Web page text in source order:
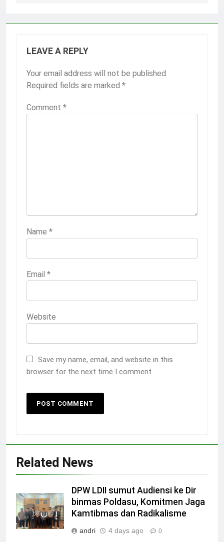
LEAVE A REPLY
Your email address will not be published.
Required fields are marked *
Comment *
Name *
Email *
Website
Save my name, email, and website in this
browser for the next time I comment.
Related News
DPW LDII sumut Audiensi ke Dir
binmas Poldasu, Komitmen Jaga
Kamtibmas dan Radikalisme
andri 4 days ago 0